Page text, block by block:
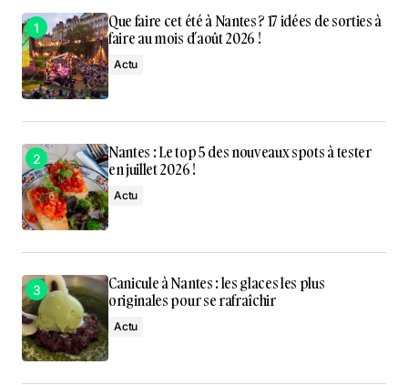
Que faire cet été à Nantes ? 17 idées de sorties à
faire au mois d’août 2026 !
Actu
Nantes : Le top 5 des nouveaux spots à tester
en juillet 2026 !
Actu
Canicule à Nantes : les glaces les plus
originales pour se rafraîchir
Actu